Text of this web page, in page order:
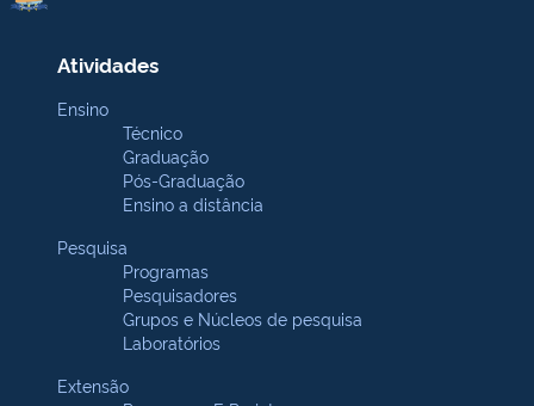
Atividades
Ensino
Técnico
Graduação
Pós-Graduação
Ensino a distância
Pesquisa
Programas
Pesquisadores
Grupos e Núcleos de pesquisa
Laboratórios
Extensão